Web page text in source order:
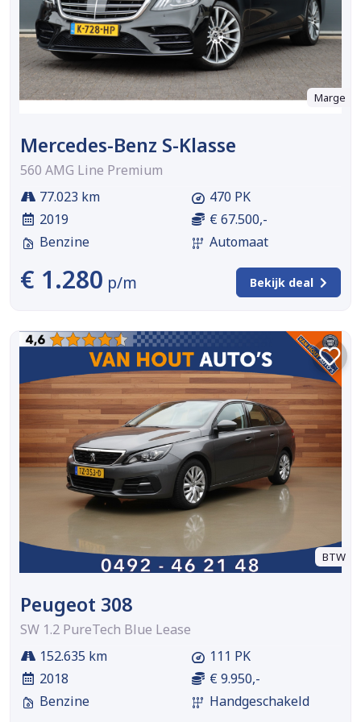
Marge
Mercedes-Benz S-Klasse
560 AMG Line Premium
77.023 km
2019
Benzine
470 PK
€ 67.500,-
Automaat
€ 1.280 p/m Bekijk deal
BTW
Peugeot 308
SW 1.2 PureTech Blue Lease
152.635 km
2018
Benzine
111 PK
€ 9.950,-
Handgeschakeld